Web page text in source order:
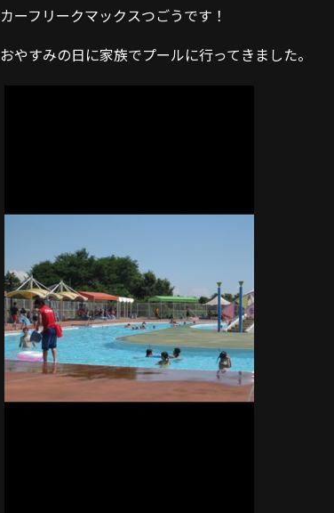
カーフリークマックスつごうです！
おやすみの日に家族でプールに行ってきました。